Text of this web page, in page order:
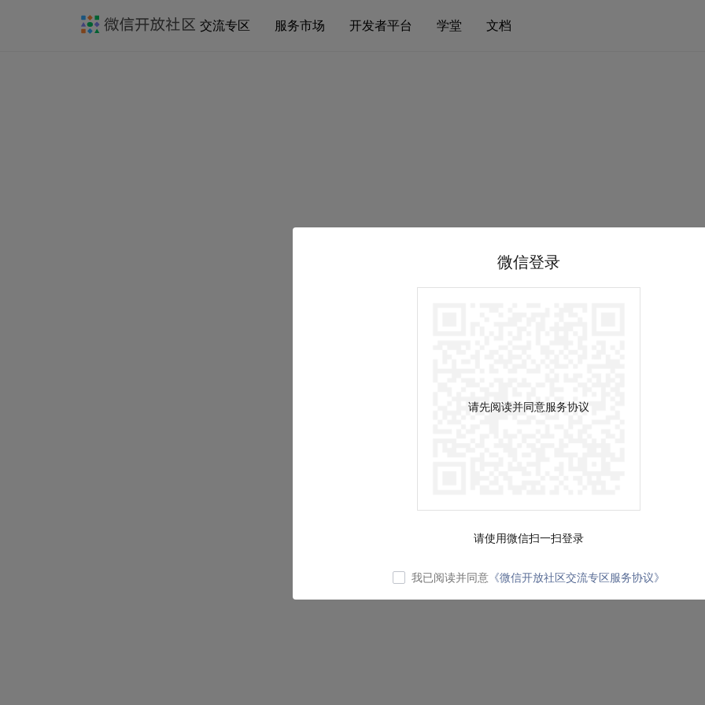
交流专区 服务市场 开发者平台 学堂 文档
微信登录
请先阅读并同意服务协议
请使用微信扫一扫登录
我已阅读并同意 《微信开放社区交流专区服务协议》